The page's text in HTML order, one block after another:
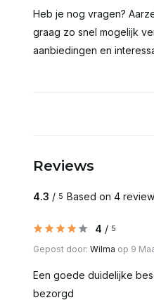
Heb je nog vragen?
graag zo snel mogelijk
aanbiedingen en
Reviews
4.3 / 5 Based on 4
4 / 5
Gepost door: Wilma op 9
Een goede duidelijke
bezorgd